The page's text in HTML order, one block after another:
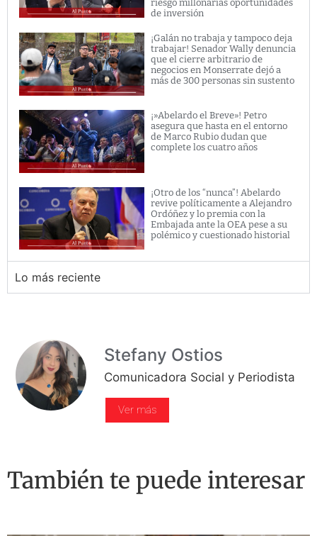
riesgo millonarias oportunidades
de inversión
¡Galán no trabaja y tampoco deja
trabajar! Senador Wally denuncia
que el cierre arbitrario de
negocios en Monserrate dejó a
más de 300 personas sin sustento
¡»Abelardo el Breve»! Petro
asegura que hasta en el entorno
de Marco Rubio dudan que
complete los cuatro años
¡Otro de los “nunca”! Abelardo
revive políticamente a Alejandro
Ordóñez y lo premia con la
Embajada ante la OEA pese a su
polémico y cuestionado historial
Lo más reciente
Stefany Ostios
Comunicadora Social y Periodista
Ver más
También te puede interesar